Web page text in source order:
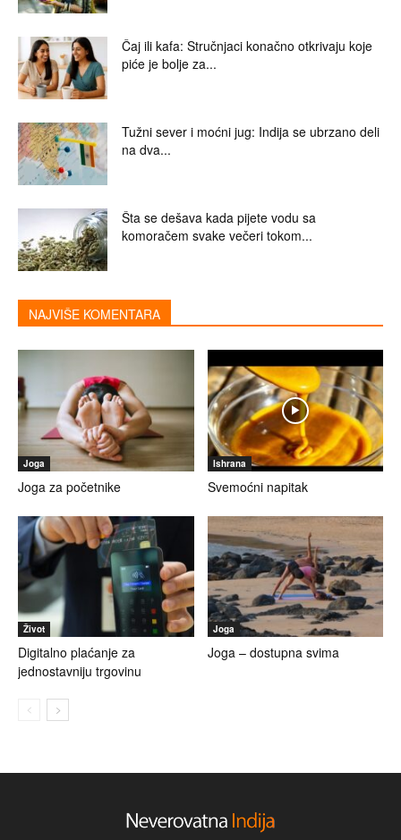
Čaj ili kafa: Stručnjaci konačno otkrivaju koje
piće je bolje za...
Tužni sever i moćni jug: Indija se ubrzano deli
na dva...
Šta se dešava kada pijete vodu sa
komoračem svake večeri tokom...
NAJVIŠE KOMENTARA
Joga
Joga za početnike
Ishrana
Svemoćni napitak
Život
Digitalno plaćanje za
jednostavniju trgovinu
Joga
Joga – dostupna svima